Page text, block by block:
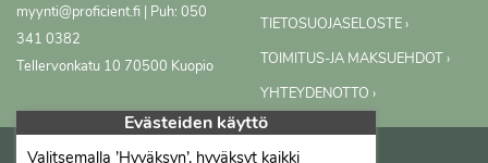
myynti@proficient.fi | Puh: 050
341 0382
Tellervonkatu 10 70500 Kuopio
TIETOSUOJASELOSTE ›
TOIMITUS-JA MAKSUEHDOT ›
YHTEYDENOTTO ›
Evästeiden käyttö
Valitsemalla ’Hyväksyn’, hyväksyt kaikki